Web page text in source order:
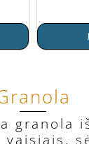
granola
vaisiais,